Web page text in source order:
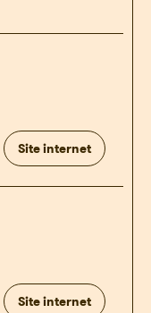
Site internet
Site internet